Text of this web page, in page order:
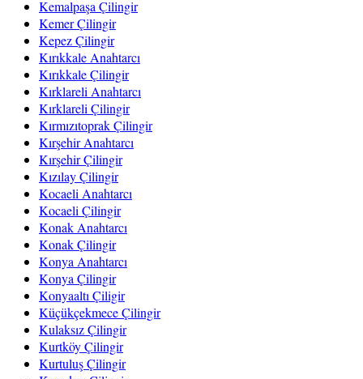
Kemalpaşa Çilingir
Kemer Çilingir
Kepez Çilingir
Kırıkkale Anahtarcı
Kırıkkale Çilingir
Kırklareli Anahtarcı
Kırklareli Çilingir
Kırmızıtoprak Çilingir
Kırşehir Anahtarcı
Kırşehir Çilingir
Kızılay Çilingir
Kocaeli Anahtarcı
Kocaeli Çilingir
Konak Anahtarcı
Konak Çilingir
Konya Anahtarcı
Konya Çilingir
Konyaaltı Çiligir
Küçükçekmece Çilingir
Kulaksız Çilingir
Kurtköy Çilingir
Kurtuluş Çilingir